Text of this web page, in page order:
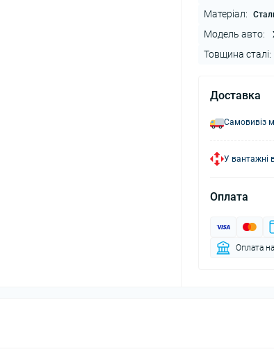
Матеріал:
Модель авто:
Товщина сталі:
Доставка
Самовивіз
У вантажні
Оплата
Оплата